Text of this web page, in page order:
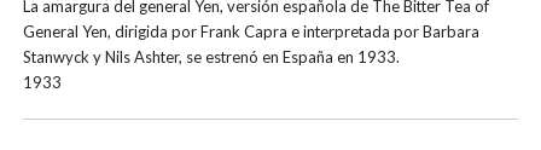
La amargura del general Yen, versión española de The Bitter Tea of
General Yen, dirigida por Frank Capra e interpretada por Barbara
Stanwyck y Nils Ashter, se estrenó en España en 1933.
1933